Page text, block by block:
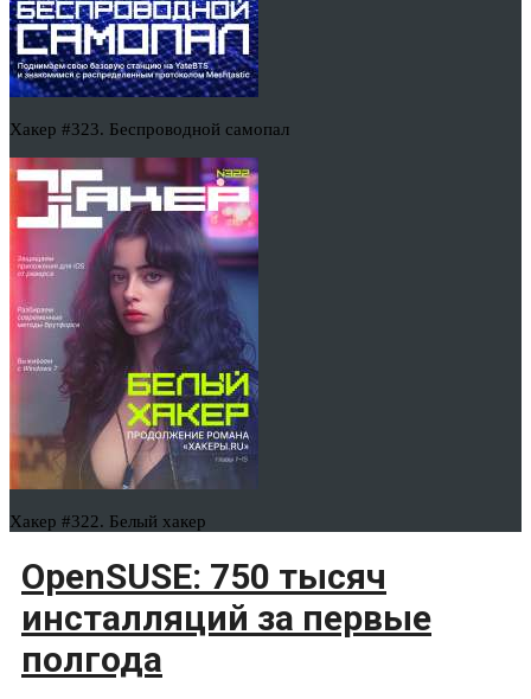
Хакер #323. Беспроводной самопал
Хакер #322. Белый хакер
OpenSUSE: 750 тысяч
инсталляций за первые
полгода